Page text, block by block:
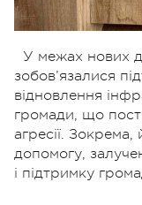
У межах нових
зобов’язалися
відновлення
громади, що
агресії.
допомогу,
і підтримку